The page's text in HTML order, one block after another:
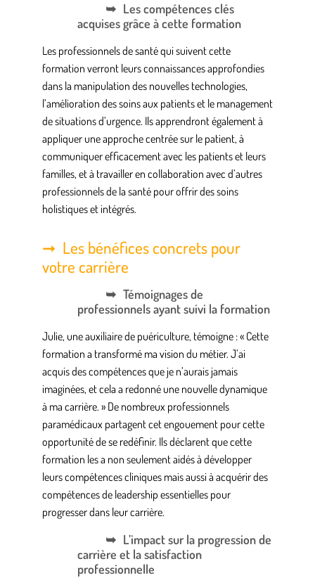
Les compétences clés
acquises grâce à cette formation
Les professionnels de santé qui suivent cette
formation verront leurs connaissances approfondies
dans la manipulation des nouvelles technologies,
l’amélioration des soins aux patients et le management
de situations d’urgence. Ils apprendront également à
appliquer une approche centrée sur le patient, à
communiquer efficacement avec les patients et leurs
familles, et à travailler en collaboration avec d’autres
professionnels de la santé pour offrir des soins
holistiques et intégrés.
Les bénéfices concrets pour
votre carrière
Témoignages de
professionnels ayant suivi la formation
Julie, uneauxiliaire de puériculture, témoigne : « Cette
formation a transformé ma vision du métier. J’ai
acquis des compétences que je n’aurais jamais
imaginées, et cela a redonné une nouvelle dynamique
à ma carrière. » De nombreux professionnels
paramédicaux partagent cet engouement pour cette
opportunité de se redéfinir. Ils déclarent que cette
formation les a non seulement aidés à développer
leurs compétences cliniques mais aussi à acquérir des
compétences de leadership essentielles pour
progresser dans leur carrière.
L’impact sur la progression de
carrière et la satisfaction
professionnelle